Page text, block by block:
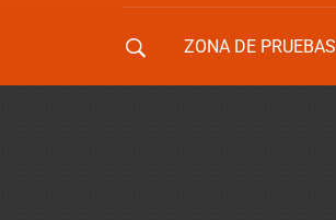
ZONA DE PRUEBAS